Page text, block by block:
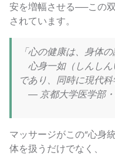
安を増幅させる──この
されています。
「心の健康は、身体
心身一如（しんし
であり、同時に現代
― 京都大学医学部
マッサージがこの“心身
体を扱うだけでなく、